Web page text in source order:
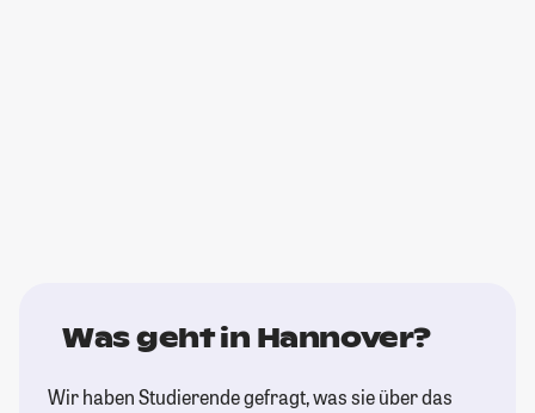
Was geht in Hannover?
Wir haben Studierende gefragt, was sie über das